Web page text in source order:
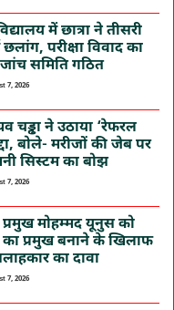
में छात्रा ने तीसरी
परीक्षा विवाद का
समिति गठित
7, 2026
चड्ढा ने उठाया ‘रेफरल
बोले- मरीजों की जेब पर
सिस्टम का बोझ
7, 2026
मोहम्मद यूनुस को
प्रमुख बनाने के खिलाफ
का दावा
7, 2026